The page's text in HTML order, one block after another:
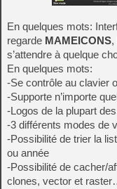
En quelques mots:
regarde MAMEICONS,
s’attendre à quelque
En quelques mots:
-Se contrôle au clavier
-Supporte n’importe
-Logos de la plupart
-3 différents modes de
-Possibilité de trier la
ou année
-Possibilité de cacher/
clones, vector et